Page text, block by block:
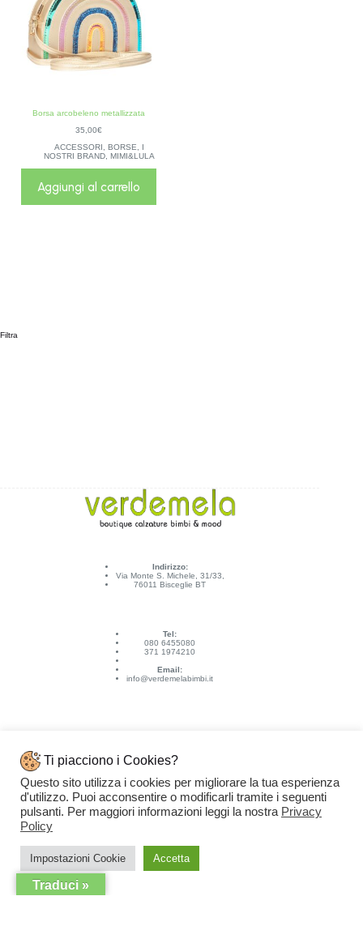
Borsa arcobeleno metallizzata
35,00€
ACCESSORI
BORSE
I
NOSTRI BRAND, MIMI&LULA
Aggiungi al carrello
Filtra
Indirizzo:
Via Monte S. Michele, 31/33,
76011 Bisceglie BT
Tel:
080 6455080
371 1974210
Email:
info@verdemelabimbi.it
Link Utili
Spedizioni e pagamenti
Condizioni di vendita
Ti piacciono i Cookies?
Questo sito utilizza i cookies per migliorare la tua esperienza
d'utilizzo. Puoi acconsentire o modificarli tramite i seguenti
pulsanti. Per maggiori informazioni leggi la nostra Privacy
Policy
Impostazioni Cookie Accetta
Traduci »